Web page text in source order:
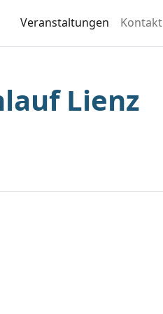
Veranstaltungen Kontakt
Lienz